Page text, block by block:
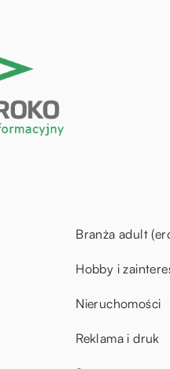
Branża adult
Hobby i
Nieruchomości
Reklama i druk